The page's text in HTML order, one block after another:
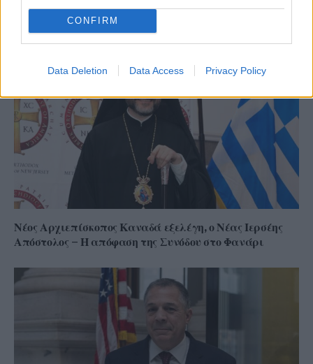
CONFIRM
Data Deletion Data Access Privacy Policy
Το ‘πε και το ‘κανε η Μελόνι: Η Ιταλία αναστέλλει τη
Συνθήκη Σένγκεν με την Ισπανία λόγω της Θέουτα
Νέος Αρχιεπίσκοπος Καναδά εξελέγη, ο Νέας Ιερσέης
Απόστολος – Η απόφαση της Συνόδου στο Φανάρι